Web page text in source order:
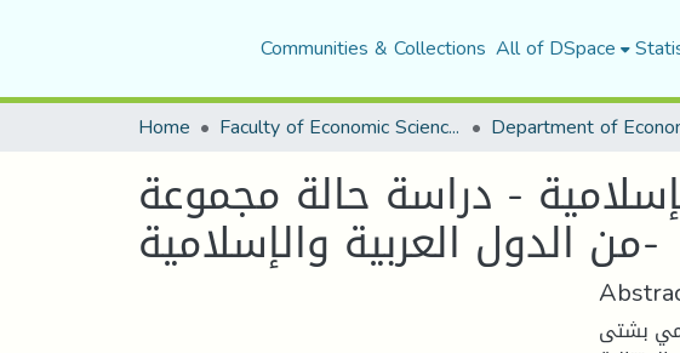
Communities & Collections All of DSpace
Home Faculty of Economic Sciences, Commerce and Management Sciences Department of
- دراسة حالة مجموعة
من الدول العربية والإسلامية-
بشتى